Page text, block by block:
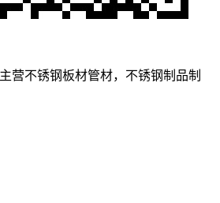
营不锈钢板材管材，不锈钢制品制